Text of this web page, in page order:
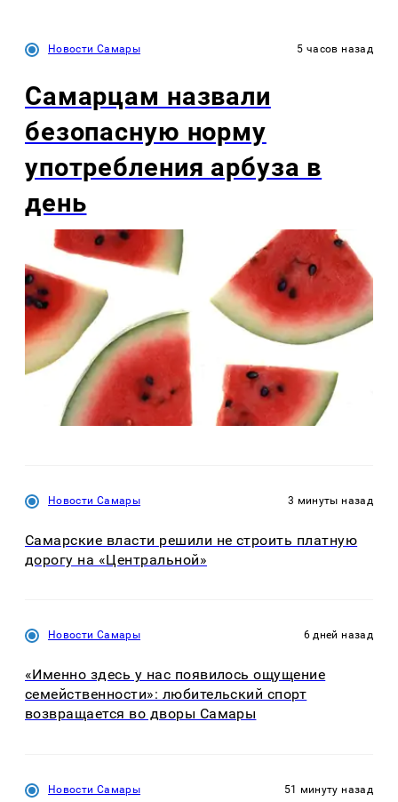
Новости Самары 5 часов назад
Самарцам назвали
безопасную норму
употребления арбуза в
день
Новости Самары 3 минуты назад
Самарские власти решили не строить платную
дорогу на «Центральной»
Новости Самары 6 дней назад
«Именно здесь у нас появилось ощущение
семейственности»: любительский спорт
возвращается во дворы Самары
Новости Самары 51 минуту назад